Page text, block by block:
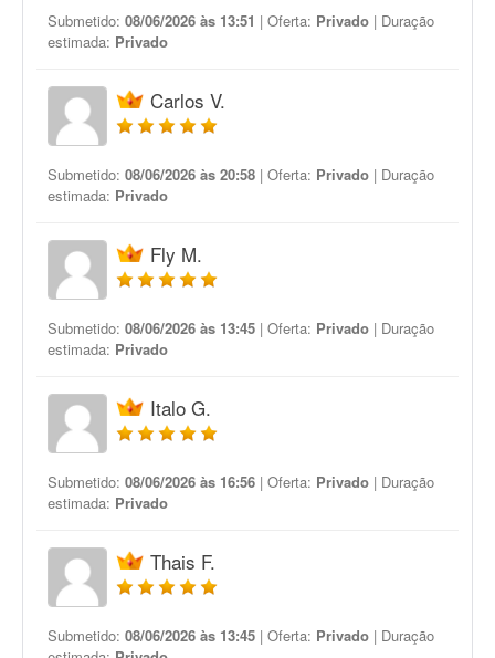
Submetido: 08/06/2026 às 13:51 | Oferta: Privado | Duração
estimada: Privado
Carlos V.
Submetido: 08/06/2026 às 20:58 | Oferta: Privado | Duração
estimada: Privado
Fly M.
Submetido: 08/06/2026 às 13:45 | Oferta: Privado | Duração
estimada: Privado
Italo G.
Submetido: 08/06/2026 às 16:56 | Oferta: Privado | Duração
estimada: Privado
Thais F.
Submetido: 08/06/2026 às 13:45 | Oferta: Privado | Duração